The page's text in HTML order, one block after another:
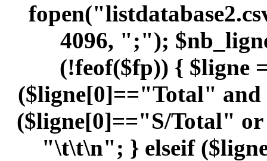
4096, ";");
(!feof($fp)) { $ligne
($ligne[0]=="Total" and
($ligne[0]=="S/Total"
"\t\t\n"; } elseif